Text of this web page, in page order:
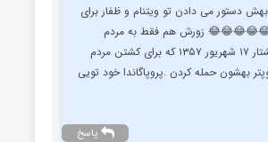
بهش دستور می دادن تو ویتنام و ظفار برای
😂😂😂😂😂 زورش هم فقط به مردم
می‌رسید مثل کشتار ۱۷ شهریور ۱۳۵۷ که برای کشتن مردم
بهشون حمله کردن .پروپاگاندا خود تویی
پاسخ